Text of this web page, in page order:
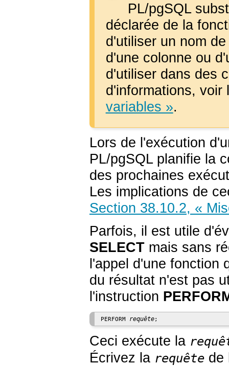
PL/pgSQL
déclarée de la
d'utiliser un nom
d'une colonne ou
d'utiliser dans des
d'informations, voir
variables ».
Lors de l'exécution
PL/pgSQLplanifie la
des prochaines
Les implications de
Section 38.10.2, «
Parfois, il est utile
SELECT mais sans
l'appel d'une fonction
du résultat n'est pas
l'instruction
PERFORM requête
Ceci exécute la
Écrivez la requête de